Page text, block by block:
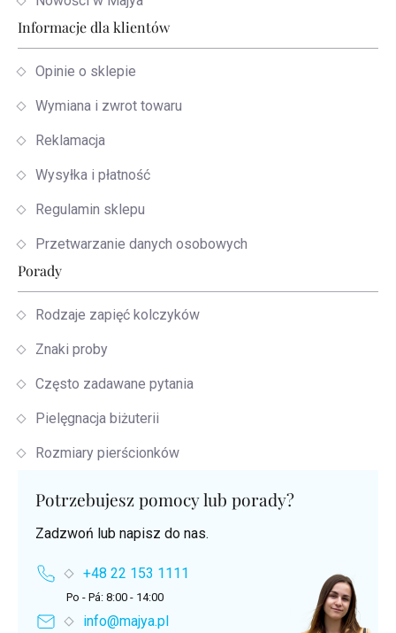
Informacje dla klientów
Opinie o sklepie
Wymiana i zwrot towaru
Reklamacja
Wysyłka i płatność
Regulamin sklepu
Przetwarzanie danych osobowych
Porady
Rodzaje zapięć kolczyków
Znaki proby
Często zadawane pytania
Pielęgnacja biżuterii
Rozmiary pierścionków
Potrzebujesz pomocy lub porady?
Zadzwoń lub napisz do nas.
+48 22 153 1111
Po - Pá: 8:00 - 14:00
info@majya.pl